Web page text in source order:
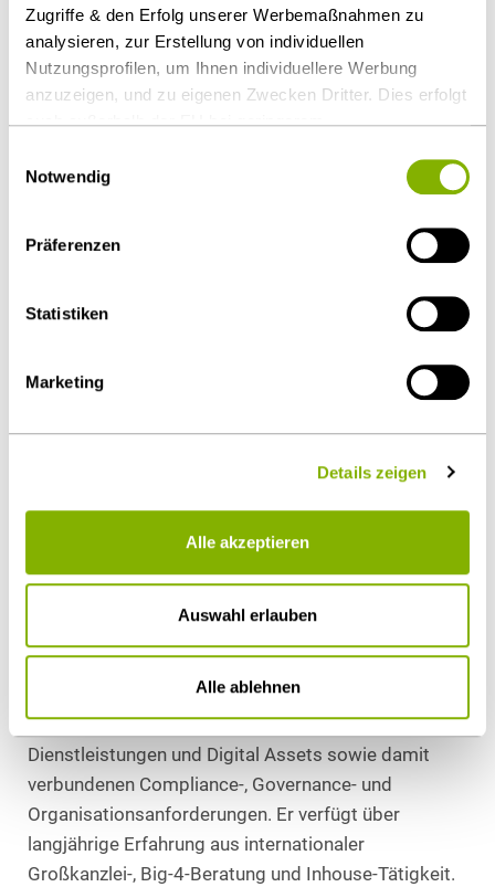
Zugriffe & den Erfolg unserer Werbemaßnahmen zu
analysieren, zur Erstellung von individuellen
Nutzungsprofilen, um Ihnen individuellere Werbung
anzuzeigen, und zu eigenen Zwecken Dritter. Dies erfolgt
auch außerhalb der EU bei geringerem
Regelungen das Risiko des staatlichen Zugriffs &
auszuschließen ist. Sie können Ihre Einwilligung jederzeit
über dieCookie-Einstellungen
widerrufen oder ändern.
Notwendig
Präferenzen
Statistiken
Marketing
Details zeigen
Alle akzeptieren
Auswahl erlauben
Alle ablehnen
seit 2012
Ausbildung und frühere Tätigkeiten
PwC Legal AG Rechtsanwaltsgesellschaft
KPMG Law Rechtsanwaltsgesellschaft mbH
2011
Qualifikationen/Aktuelles
zu kapitalmarkt- und aufsichtsrechtlichen
Fragestellungen. Sein Schwerpunkt liegt dabei auf
der regulatorischen Beratung zu Kryptowerte-
Dienstleistungen und Digital Assets sowie damit
verbundenen Compliance-, Governance- und
Organisationsanforderungen. Er verfügt über
langjährige Erfahrung aus internationaler
Großkanzlei-, Big-4-Beratung und Inhouse-Tätigkeit.